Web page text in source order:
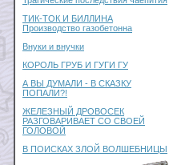
ТИК-ТОК И БИЛЛИНА
Производство газобетонна
Внуки и внучки
КОРОЛЬ ГРУБ И ГУГИ ГУ
А ВЫ ДУМАЛИ - В СКАЗКУ
ПОПАЛИ?!
ЖЕЛЕЗНЫЙ ДРОВОСЕК
РАЗГОВАРИВАЕТ СО СВОЕЙ
ГОЛОВОЙ
В ПОИСКАХ ЗЛОЙ ВОЛШЕБНИЦЫ